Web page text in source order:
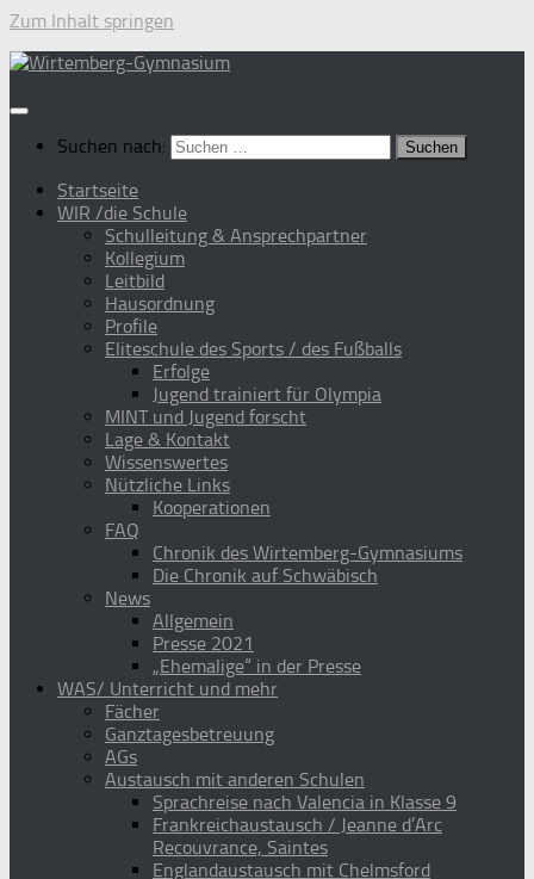
Zum Inhalt springen
Suchen nach:
Startseite
WIR /die Schule
Schulleitung & Ansprechpartner
Kollegium
Leitbild
Hausordnung
Profile
Eliteschule des Sports / des Fußballs
Erfolge
Jugend trainiert für Olympia
MINT und Jugend forscht
Lage & Kontakt
Wissenswertes
Nützliche Links
Kooperationen
FAQ
Chronik des Wirtemberg-Gymnasiums
Die Chronik auf Schwäbisch
News
Allgemein
Presse 2021
„Ehemalige“ in der Presse
WAS/ Unterricht und mehr
Fächer
Ganztagesbetreuung
AGs
Austausch mit anderen Schulen
Sprachreise nach Valencia in Klasse 9
Frankreichaustausch / Jeanne d’Arc
Recouvrance, Saintes
Englandaustausch mit Chelmsford